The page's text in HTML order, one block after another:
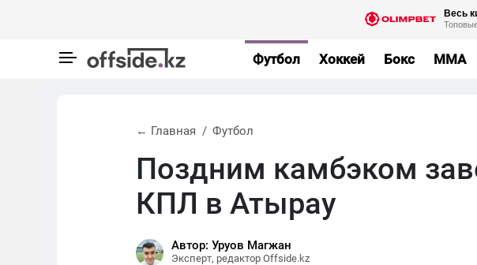
Футбол Хоккей Бокс MMA
← Главная Футбол
Поздним камбэком
КПЛ в Атырау
Автор: Уруов Магжан
Эксперт, редактор Offside.kz